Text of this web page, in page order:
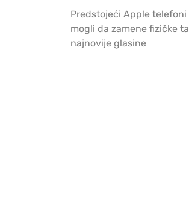
Predstojeći Apple
mogli da zamene fizičke
najnovije glasine